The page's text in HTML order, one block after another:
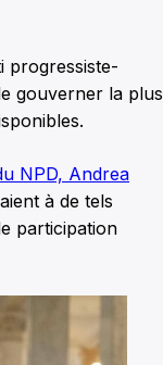
progressiste-
gouverner la plus
NPD, Andrea
à de tels
participation